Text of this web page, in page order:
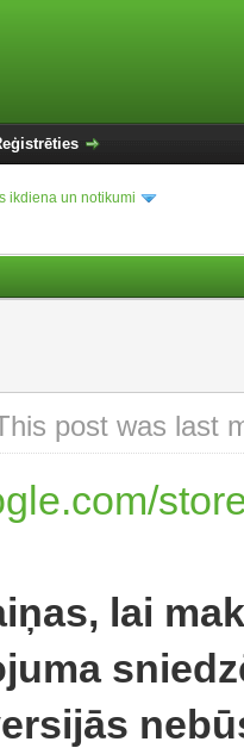
ikdiena un notikumi
post was last
lai